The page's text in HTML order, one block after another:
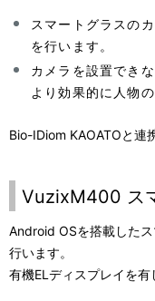
スマートグラスの
を行います。
カメラを設置でき
より効果的に人物
Bio-IDiom KAOATOと連
VuzixM400 ス
Android OSを搭載した
行います。
有機ELディスプレイを有